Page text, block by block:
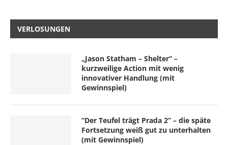
VERLOSUNGEN
„Jason Statham – Shelter“ –
kurzweilige Action mit wenig
innovativer Handlung (mit
Gewinnspiel)
“Der Teufel trägt Prada 2” – die späte
Fortsetzung weiß gut zu unterhalten
(mit Gewinnspiel)